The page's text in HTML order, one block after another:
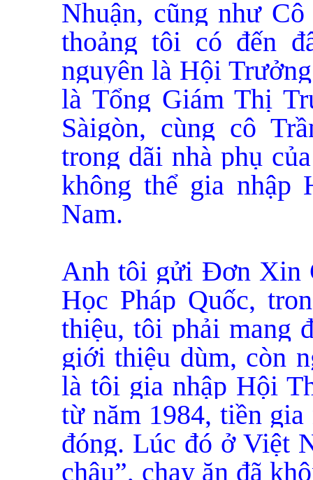
Nhuận, cũng như
thoảng tôi có đến
nguyên là Hội
là Tổng Giám Thị
Sàigòn, cùng cô
trong dãi nhà phụ
không thể gia nhập
Nam.
Anh tôi gửi Đơn Xin
Học Pháp Quốc,
thiệu, tôi phải mang
giới thiệu dùm, còn
là tôi gia nhập Hội
từ năm 1984, tiền
đóng. Lúc đó ở Việt
châu”, chạy ăn đã